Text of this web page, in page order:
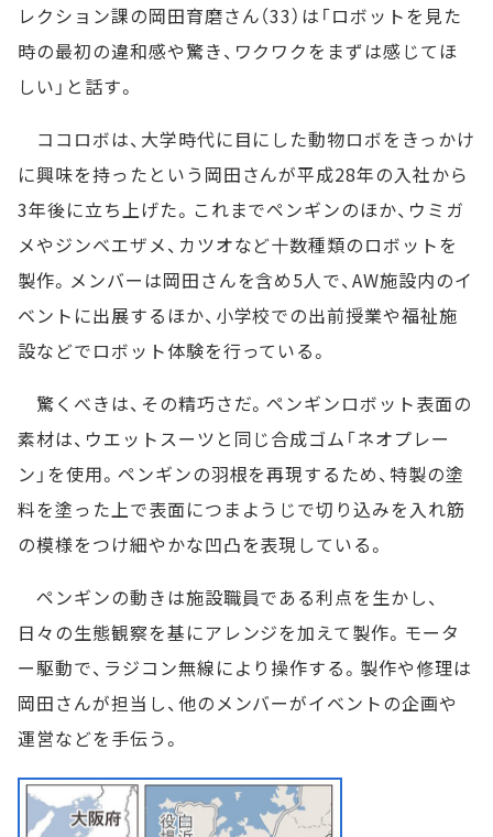
レクション課の岡田育磨さん（33）は「ロボットを見た
時の最初の違和感や驚き、ワクワクをまずは感じてほ
しい」と話す。
ココロボは、大学時代に目にした動物ロボをきっかけ
に興味を持ったという岡田さんが平成28年の入社から
3年後に立ち上げた。これまでペンギンのほか、ウミガ
メやジンベエザメ、カツオなど十数種類のロボットを
製作。メンバーは岡田さんを含め5人で、AW施設内のイ
ベントに出展するほか、小学校での出前授業や福祉施
設などでロボット体験を行っている。
驚くべきは、その精巧さだ。ペンギンロボット表面の
素材は、ウエットスーツと同じ合成ゴム「ネオプレー
ン」を使用。ペンギンの羽根を再現するため、特製の塗
料を塗った上で表面につまようじで切り込みを入れ筋
の模様をつけ細やかな凹凸を表現している。
ペンギンの動きは施設職員である利点を生かし、
日々の生態観察を基にアレンジを加えて製作。モータ
ー駆動で、ラジコン無線により操作する。製作や修理は
岡田さんが担当し、他のメンバーがイベントの企画や
運営などを手伝う。